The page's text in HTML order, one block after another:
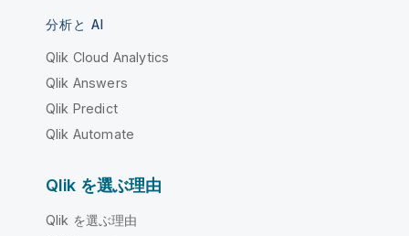
分析と AI
Qlik Cloud Analytics
Qlik Answers
Qlik Predict
Qlik Automate
Qlik を選ぶ理由
Qlik を選ぶ理由